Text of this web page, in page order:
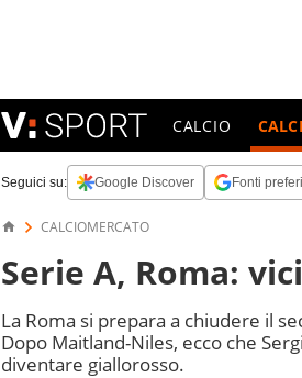
CALCIO
Seguici su: Google Discover Fonti
CALCIOMERCATO
Serie A, Roma:
La Roma si prepara a chiudere il
Dopo Maitland-Niles, ecco che
diventare giallorosso.